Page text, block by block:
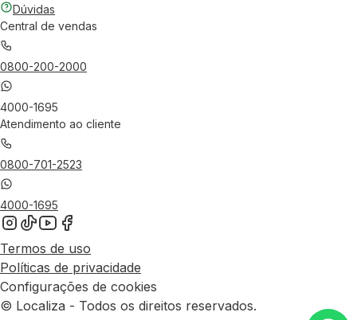
Dúvidas
Central de vendas
0800-200-2000
4000-1695
Atendimento ao cliente
0800-701-2523
4000-1695
Termos de uso
Políticas de privacidade
Configurações de cookies
© Localiza - Todos os direitos reservados.